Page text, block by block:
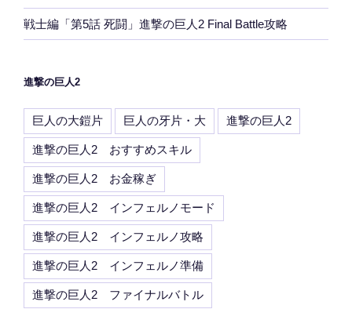
戦士編「第5話 死闘」進撃の巨人2 Final Battle攻略
進撃の巨人2
巨人の大鎧片 巨人の牙片・大 進撃の巨人2
進撃の巨人2 おすすめスキル
進撃の巨人2 お金稼ぎ
進撃の巨人2 インフェルノモード
進撃の巨人2 インフェルノ攻略
進撃の巨人2 インフェルノ準備
進撃の巨人2 ファイナルバトル